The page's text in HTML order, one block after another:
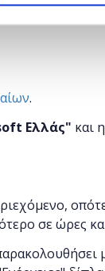
.
Ελλάς" και η
σε ώρες